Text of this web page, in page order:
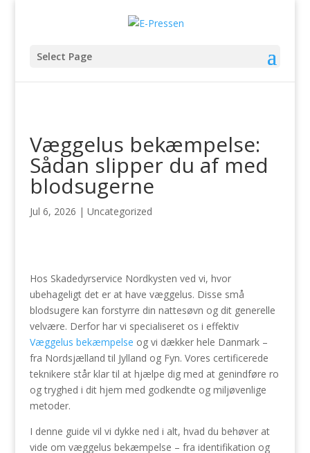
Select Page
Væggelus bekæmpelse:
Sådan slipper du af med
blodsugerne
Jul 6, 2026 | Uncategorized
Hos Skadedyrservice Nordkysten ved vi, hvor
ubehageligt det er at have væggelus. Disse små
blodsugere kan forstyrre din nattesøvn og dit generelle
velvære. Derfor har vi specialiseret os i effektiv
Væggelus bekæmpelse og vi dækker hele Danmark –
fra Nordsjælland til Jylland og Fyn. Vores certificerede
teknikere står klar til at hjælpe dig med at genindføre ro
og tryghed i dit hjem med godkendte og miljøvenlige
metoder.
I denne guide vil vi dykke ned i alt, hvad du behøver at
vide om væggelus bekæmpelse – fra identifikation og